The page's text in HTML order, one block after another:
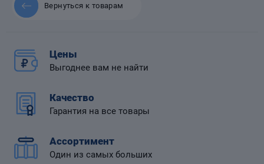
Вернуться к товарам
Цены
Выгоднее вам не найти
Качество
Гарантия на все товары
Ассортимент
Один из самых больших